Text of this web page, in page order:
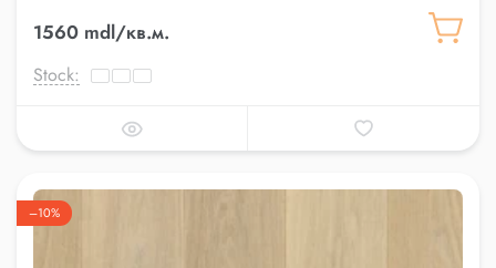
1560 mdl/кв.м.
Stock:
–10%